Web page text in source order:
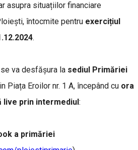
asupra situațiilor financiare
întocmite pentru exercițiul
.
va desfășura la sediul Primăriei
Piața Eroilor nr. 1 A, începând cu ora
live prin intermediul:
a primăriei